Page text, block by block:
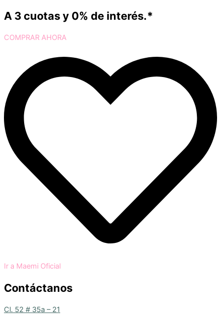
A 3 cuotas y 0% de interés.*
COMPRAR AHORA
Ir a Maemi Oficial
Contáctanos
Cl. 52 # 35a – 21